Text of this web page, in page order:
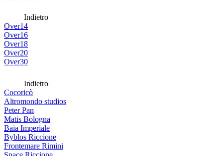
Indietro
Over14
Over16
Over18
Over20
Over30
Indietro
Cocoricò
Altromondo studios
Peter Pan
Matis Bologna
Baia Imperiale
Byblos Riccione
Frontemare Rimini